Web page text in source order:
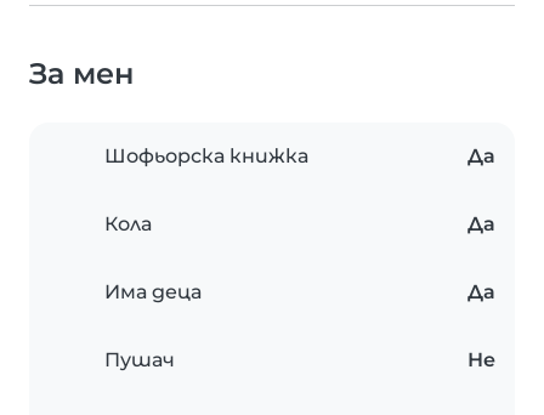
За мен
Шофьорска книжка Да
Кола Да
Има деца Да
Пушач Не